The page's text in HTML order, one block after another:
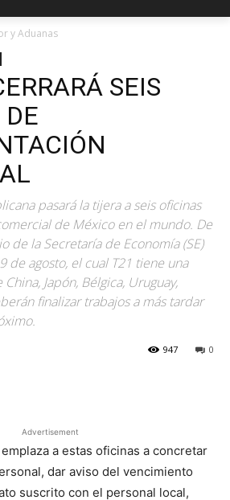
y Aduanas
SEIS
pasará la tijera a seis oficinas
de México en el mundo. De
de la Secretaría de Economía (SE)
de agosto, el cual T21 tiene una
Japón, Bélgica, Uruguay,
finalizar trabajos a más tardar
0
947
Advertisement
a estas oficinas a concretar
dar aviso del vencimiento
suscrito con el personal local,